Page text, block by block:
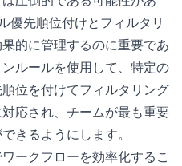
優先順位付けとフィルタリ
的に管理するのに重要であ
ルールを使用して、特定の
位を付けてフィルタリング
応され、チームが最も重要
きるようにします。
ークフローを効率化するこ